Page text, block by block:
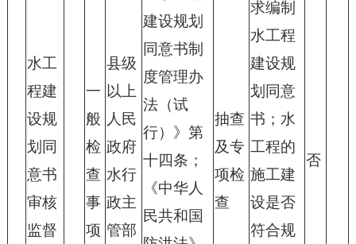
水工
程建
设规
划同
意书
审核
监督
一
般
检
查
事
项
县级
以上
人民
政府
水行
政主
管部
建设规划
同意书制
度管理办
法（试
行）》第
十四条；
《中华人
民共和国
抽查
及专
项检
查
求编制
水工程
建设规
划同意
书；水
工程的
施工建
设是否
符合规
否